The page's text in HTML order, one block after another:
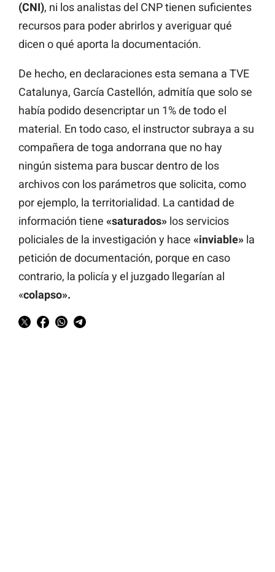
(CNI), ni los analistas del CNP tienen suficientes
recursos para poder abrirlos y averiguar qué
dicen o qué aporta la documentación.
De hecho, en declaraciones esta semana a TVE
Catalunya, García Castellón, admitía que solo se
había podido desencriptar un 1% de todo el
material. En todo caso, el instructor subraya a su
compañera de toga andorrana que no hay
ningún sistema para buscar dentro de los
archivos con los parámetros que solicita, como
por ejemplo, la territorialidad. La cantidad de
información tiene «saturados» los servicios
policiales de la investigación y hace «inviable» la
petición de documentación, porque en caso
contrario, la policía y el juzgado llegarían al
«colapso».